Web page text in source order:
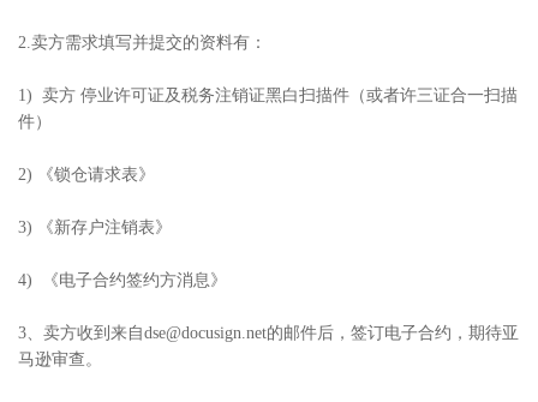
2.卖方需求填写并提交的资料有：
1) 卖方 停业许可证及税务注销证黑白扫描件（或者许三证合一扫描
件）
2) 《锁仓请求表》
3) 《新存户注销表》
4) 《电子合约签约方消息》
3、卖方收到来自dse@docusign.net的邮件后，签订电子合约，期待亚
马逊审查。